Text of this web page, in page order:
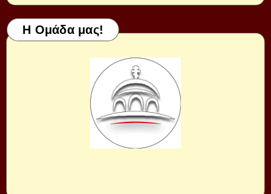
Η Ομάδα μας!